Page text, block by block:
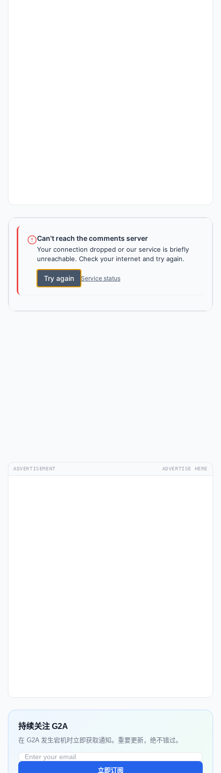
Can't reach the comments server
Your connection dropped or our service is briefly
unreachable. Check your internet and try again.
Try again Service status
ADVERTISEMENT ADVERTISE HERE
持续关注 G2A
在 G2A 发生宕机时立即获取通知。重要更新，绝不错过。
立即订阅